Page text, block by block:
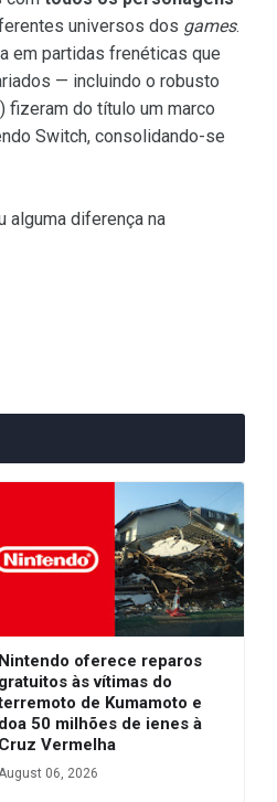
universos dos games.
em partidas frenéticas que
— incluindo o robusto
do título um marco
Switch, consolidando-se
alguma diferença na
Nintendo oferece reparos
gratuitos às vítimas do
de Kumamoto e
doa 50 milhões de ienes à
Cruz Vermelha
06, 2026